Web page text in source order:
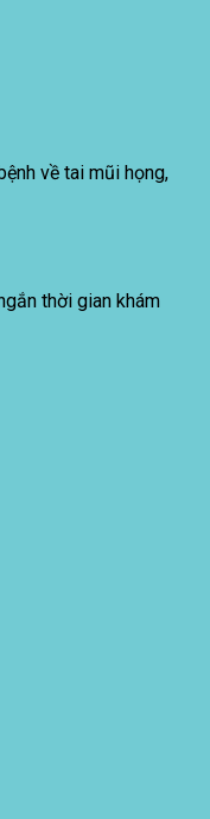
về tai mũi họng,
thời gian khám